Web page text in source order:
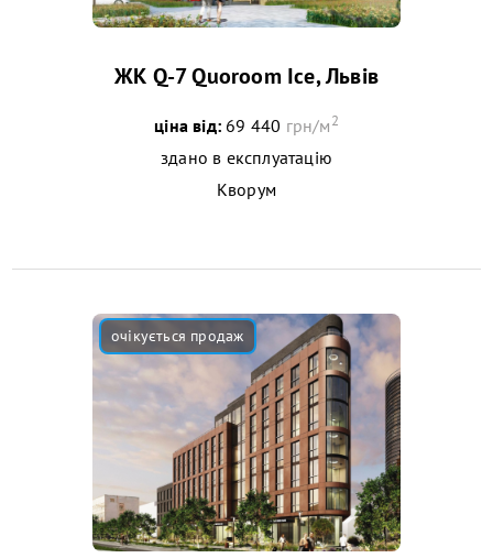
ЖК Q-7 Quoroom Ice, Львів
ціна від: 69 440 грн/м2
здано в експлуатацію
Кворум